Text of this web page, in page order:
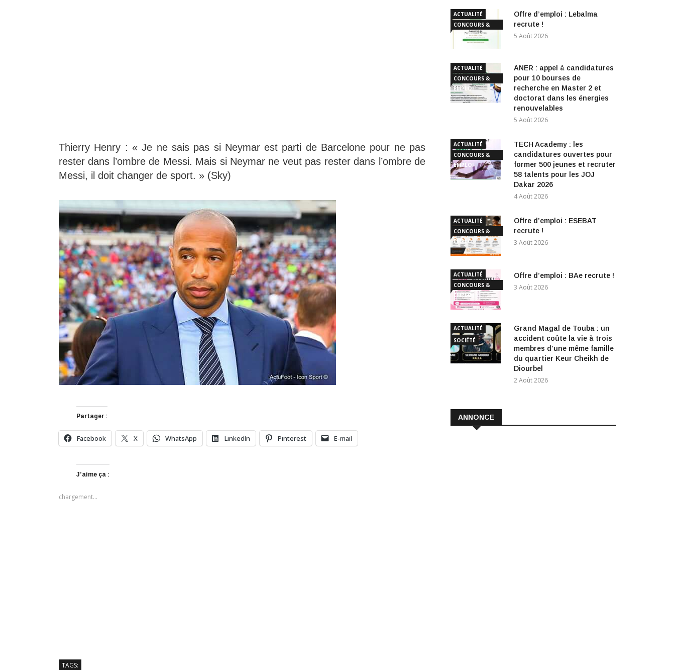
Thierry Henry : « Je ne sais pas si Neymar est parti de Barcelone pour ne pas
rester dans l’ombre de Messi. Mais si Neymar ne veut pas rester dans l’ombre de
Messi, il doit changer de sport. » (Sky)
Partager :
Facebook X WhatsApp LinkedIn Pinterest E-mail
J’aime ça :
chargement…
TAGS:
ACTUALITÉ
CONCOURS &
EMPLOI
Offre d’emploi : Lebalma
recrute !
5 Août 2026
ACTUALITÉ
CONCOURS &
EMPLOI
ANER : appel à candidatures
pour 10 bourses de
recherche en Master 2 et
doctorat dans les énergies
renouvelables
5 Août 2026
ACTUALITÉ
CONCOURS &
EMPLOI
TECH Academy : les
candidatures ouvertes pour
former 500 jeunes et recruter
58 talents pour les JOJ
Dakar 2026
4 Août 2026
ACTUALITÉ
CONCOURS &
EMPLOI
Offre d’emploi : ESEBAT
recrute !
3 Août 2026
ACTUALITÉ
CONCOURS &
EMPLOI
Offre d’emploi : BAe recrute !
3 Août 2026
ACTUALITÉ
SOCIÉTÉ
Grand Magal de Touba : un
accident coûte la vie à trois
membres d’une même famille
du quartier Keur Cheikh de
Diourbel
2 Août 2026
ANNONCE